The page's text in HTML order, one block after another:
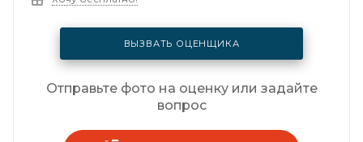
ВЫЗВАТЬ ОЦЕНЩИКА
Отправьте фото на оценку или задайте
вопрос